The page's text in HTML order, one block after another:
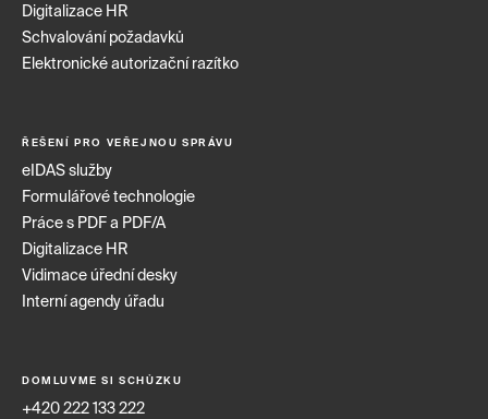
Digitalizace HR
Schvalování požadavků
Elektronické autorizační razítko
ŘEŠENÍ PRO VEŘEJNOU SPRÁVU
eIDAS služby
Formulářové technologie
Práce s PDF a PDF/A
Digitalizace HR
Vidimace úřední desky
Interní agendy úřadu
DOMLUVME SI SCHŮZKU
+420 222 133 222